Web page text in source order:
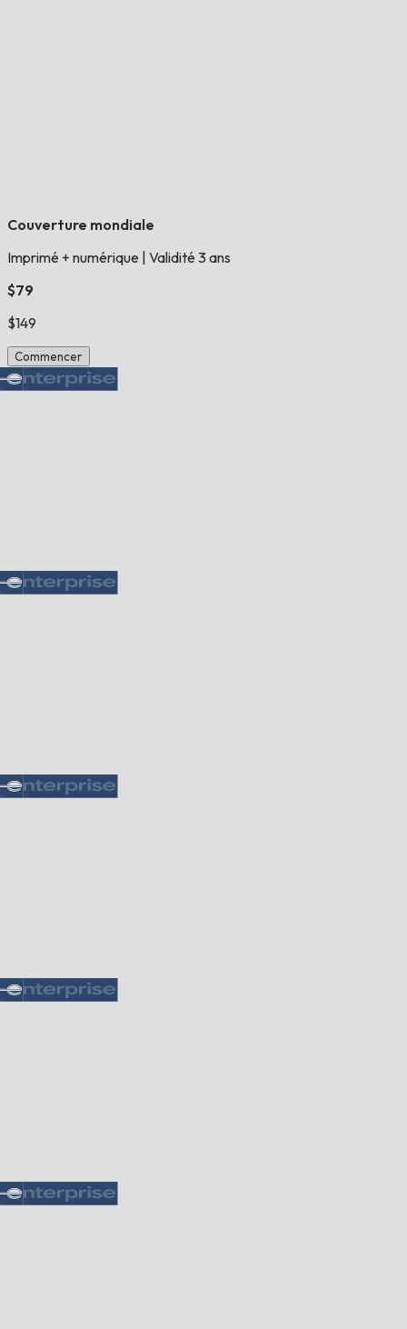
Couverture mondiale
Imprimé + numérique Validité 3 ans
$79
$149
Commencer